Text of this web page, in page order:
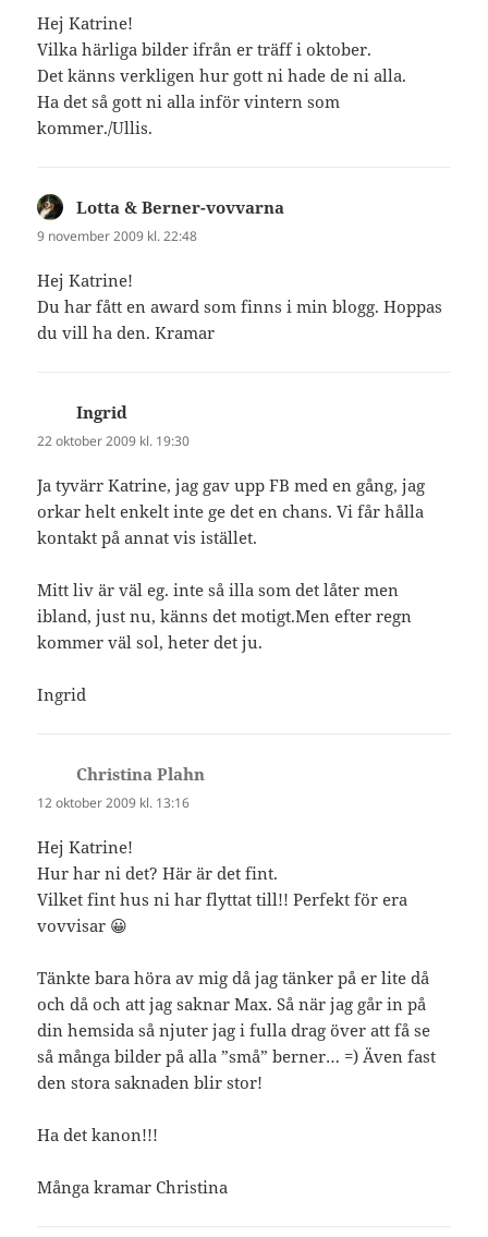
Hej Katrine!
Vilka härliga bilder ifrån er träff i oktober.
Det känns verkligen hur gott ni hade de ni alla.
Ha det så gott ni alla inför vintern som
kommer./Ullis.
Lotta & Berner-vovvarna
9 november 2009 kl. 22:48
Hej Katrine!
Du har fått en award som finns i min blogg. Hoppas
du vill ha den. Kramar
Ingrid
22 oktober 2009 kl. 19:30
Ja tyvärr Katrine, jag gav upp FB med en gång, jag
orkar helt enkelt inte ge det en chans. Vi får hålla
kontakt på annat vis istället.
Mitt liv är väl eg. inte så illa som det låter men
ibland, just nu, känns det motigt.Men efter regn
kommer väl sol, heter det ju.
Ingrid
Christina Plahn
12 oktober 2009 kl. 13:16
Hej Katrine!
Hur har ni det? Här är det fint.
Vilket fint hus ni har flyttat till!! Perfekt för era
vovvisar 😀
Tänkte bara höra av mig då jag tänker på er lite då
och då och att jag saknar Max. Så när jag går in på
din hemsida så njuter jag i fulla drag över att få se
så många bilder på alla ”små” berner… =) Även fast
den stora saknaden blir stor!
Ha det kanon!!!
Många kramar Christina